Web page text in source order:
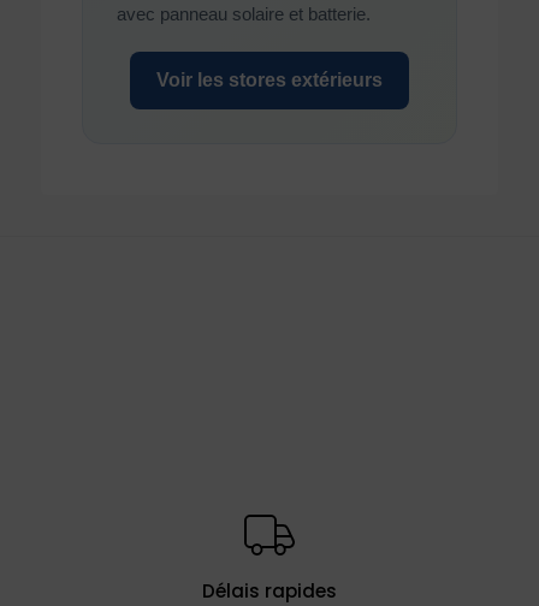
avec panneau solaire et batterie.
Voir les stores extérieurs
Délais rapides